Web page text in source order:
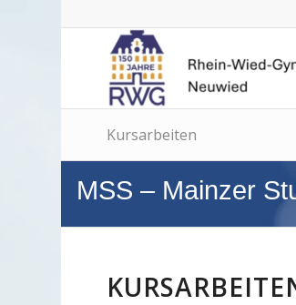
Kursarbeiten
MSS – Mainzer